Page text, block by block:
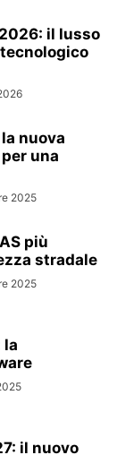
il lusso
nuova
una
2025
più
stradale
2025
la
il nuovo